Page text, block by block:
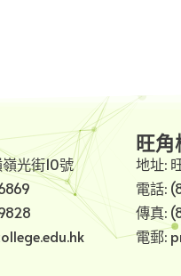
光街10號
旺角
地址:
電話:
傳真:
電郵: